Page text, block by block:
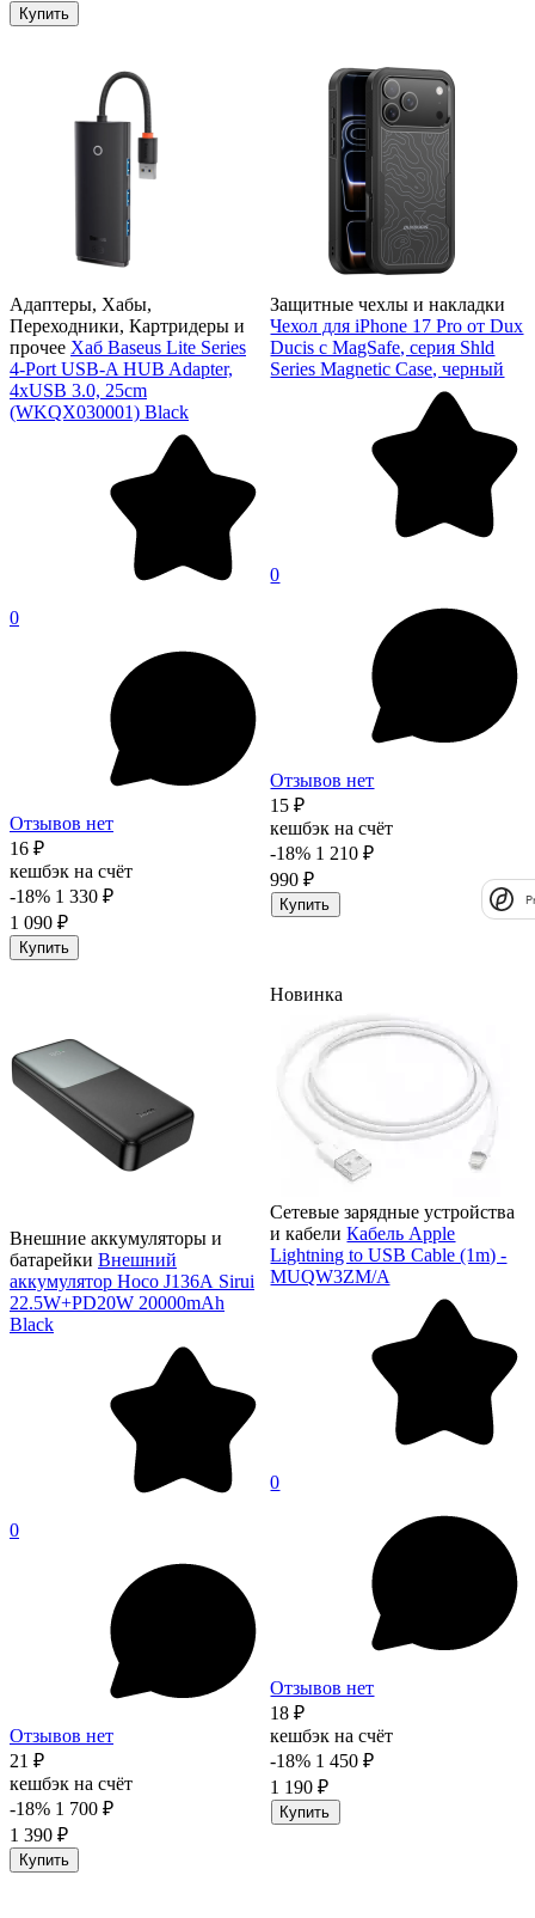
Купить
Адаптеры, Хабы,
Переходники, Картридеры и
прочее Хаб Baseus Lite Series
4-Port USB-A HUB Adapter,
4xUSB 3.0, 25cm
(WKQX030001) Black
0
Отзывов нет
16 ₽
кешбэк на счёт
-18% 1 330 ₽
1 090 ₽
Купить
Защитные чехлы и накладки
Чехол для iPhone 17 Pro от Dux
Ducis с MagSafe, серия Shld
Series Magnetic Case, черный
0
Отзывов нет
15 ₽
кешбэк на счёт
-18% 1 210 ₽
990 ₽
Купить
Внешние аккумуляторы и
батарейки Внешний
аккумулятор Hoco J136А Sirui
22.5W+PD20W 20000mAh
Black
0
Отзывов нет
21 ₽
кешбэк на счёт
-18% 1 700 ₽
1 390 ₽
Купить
Новинка
Сетевые зарядные устройства
и кабели Кабель Apple
Lightning to USB Cable (1m) -
MUQW3ZM/A
0
Отзывов нет
18 ₽
кешбэк на счёт
-18% 1 450 ₽
1 190 ₽
Купить